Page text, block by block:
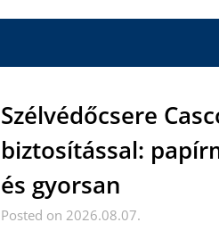
Szélvédőcsere
biztosítással:
és gyorsan
Posted on 2026.08.07.